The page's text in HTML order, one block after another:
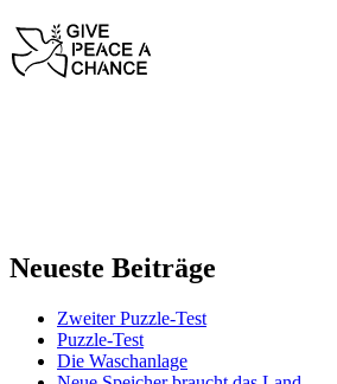
Neueste Beiträge
Zweiter Puzzle-Test
Puzzle-Test
Die Waschanlage